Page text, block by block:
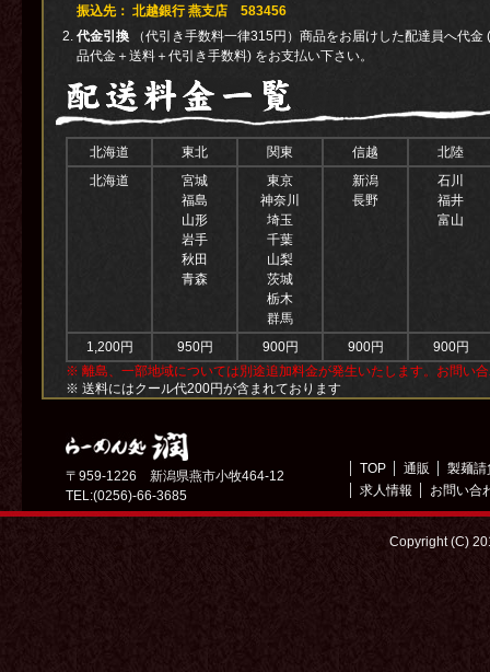
振込先： 北越銀行 燕支店 583456
代金引換 （代引き手数料一律315円）商品をお届けした配達員へ代金
品代金＋送料＋代引き手数料) をお支払い下さい。
北海道 東北 関東 信越
北陸
北海道
宮城
福島
山形
岩手
秋田
青森
東京
神奈川
埼玉
千葉
山梨
茨城
栃木
群馬
新潟
長野
石川
福井
富山
1,200円 950円 900円 900円
900円
※ 離島、一部地域については別途追加料金が発生いたします。お問い
※ 送料にはクール代200円が含まれております
〒959-1226 新潟県燕市小牧464-12
TEL:(0256)-66-3685
TOP 通販
製麺請
求人情報
お問い合
Copyright (C)